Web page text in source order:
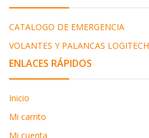
CATALOGO DE EMERGENCIA
VOLANTES Y PALANCAS LOGITECH
ENLACES RÁPIDOS
Inicio
Mi carrito
Mi cuenta